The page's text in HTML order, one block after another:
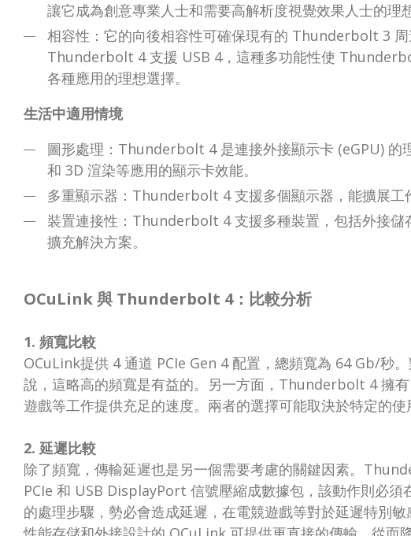
讓它成為創意專業人士和需要高解析度視覺效果人士的理
相容性：它的向後相容性可確保現有的 Thunderbolt 3 周
Thunderbolt 4 支援 USB 4，這種多功能性使
各種應用的理想選擇。
生活中適用情境
圖形處理：Thunderbolt 4 是連接外接顯示卡 (eGPU) 的
和 3D 渲染等應用的顯示卡效能。
多重顯示器：Thunderbolt 4 支援多個顯示器，能擴展工
裝置連接性：Thunderbolt 4 支援多種裝置，包括外接儲
擴充解決方案。
OCuLink 與 Thunderbolt 4：比較分析
1. 頻寬比較
OCuLink提供 4 通道 PCIe Gen 4 配置，總頻寬為 64 Gb/秒
說，這略高的頻寬是有益的。另一方面，Thunderbolt 4 擁
遊戲等工作提供充足的速度。兩者的選擇可能取決於特定的使
2. 延遲比較
除了頻寬，傳輸延遲也是另一個需要考慮的關鍵因素。
PCIe 和 USB DisplayPort 信號壓縮成數據包，該動作則必
的處理步驟，勢必會造成延遲，在電競遊戲等對於延遲特別